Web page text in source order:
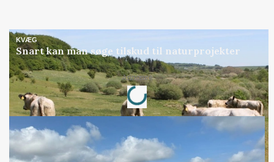
KVÆG
Snart kan man søge tilskud til naturprojekter
Annonce
Loading...